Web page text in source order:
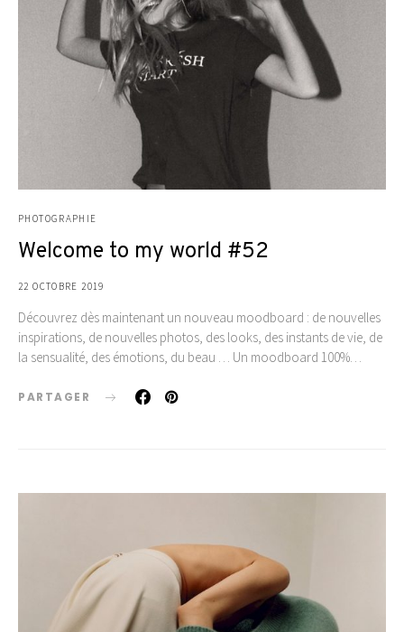
PHOTOGRAPHIE
Welcome to my world #52
22 OCTOBRE 2019
Découvrez dès maintenant un nouveau moodboard : de nouvelles
inspirations, de nouvelles photos, des looks, des instants de vie, de
la sensualité, des émotions, du beau … Un moodboard 100%…
PARTAGER